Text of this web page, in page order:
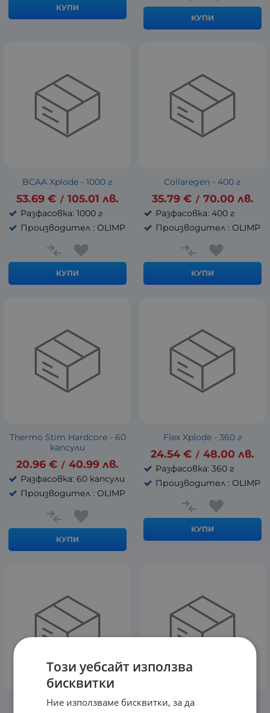
КУПИ
КУПИ
BCAA Xplode - 1000 г
53.69 € / 105.01 лв.
Разфасовка: 1000 г
Производител : OLIMP
КУПИ
Collaregen - 400 г
35.79 € / 70.00 лв.
Разфасовка: 400 г
Производител : OLIMP
КУПИ
Thermo Stim Hardcore - 60
капсули
20.96 € / 40.99 лв.
Разфасовка: 60 капсули
Производител : OLIMP
КУПИ
Flex Xplode - 360 г
24.54 € / 48.00 лв.
Разфасовка: 360 г
Производител : OLIMP
КУПИ
Flex Xplode - 504 г Carbo Nox - 1000 г
Този уебсайт използва
бисквитки
Ние използваме бисквитки, за да